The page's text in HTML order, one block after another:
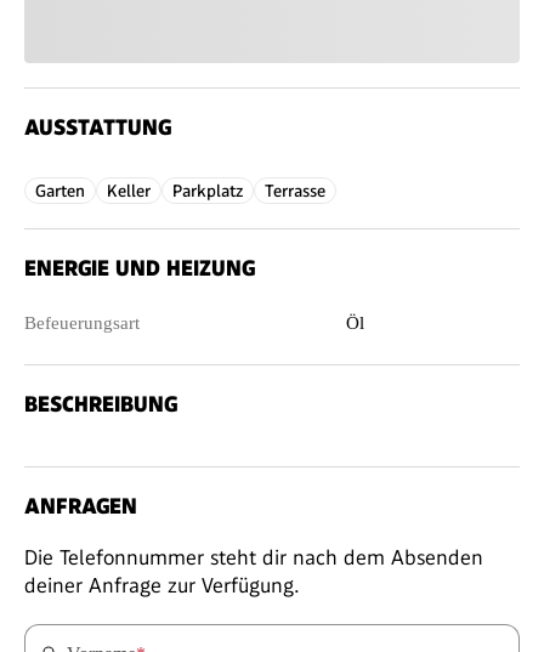
AUSSTATTUNG
Garten Keller Parkplatz Terrasse
ENERGIE UND HEIZUNG
Befeuerungsart Öl
BESCHREIBUNG
ANFRAGEN
Die Telefonnummer steht dir nach dem Absenden
deiner Anfrage zur Verfügung.